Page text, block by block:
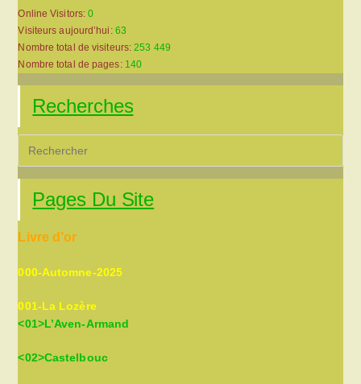
Online Visitors:0
Visiteurs aujourd’hui: 63
Nombre total de visiteurs:253 449
Nombre total de pages: 140
Recherches
Pages Du Site
Livre d’or
000-Automne-2025
001-La Lozère
<01>L’Aven-Armand
<02>Castelbouc